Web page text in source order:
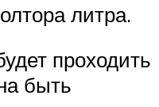
литра.
проходить
быть